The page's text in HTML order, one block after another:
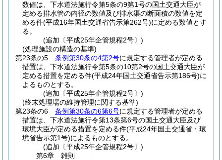
数値は、下水道法施行令第5条の9第1号の国土交通大臣が
定める排水管の内径の数値及び排水渠の断面積の数値を定
める件(平成16年国土交通省告示第262号)に定める数値とす
る。
(追加〔平成25年企管規程2号〕)
(処理施設の構造の基準)
第23条の5
条例第30条の4第2号に規定する管理者が定める
措置は、下水道法施行令第5条の10第2号の国土交通大臣が
定める措置を定める件(平成24年国土交通省告示第186号)に
よるものとする。
(追加〔平成25年企管規程2号〕)
(終末処理場の維持管理に関する基準)
第23条の6
条例第30条の6第6号に規定する管理者が定める
措置は、下水道法施行令第13条第6号の国土交通大臣及び
環境大臣が定める措置を定める件(平成24年国土交通省・環
境省告示第1号)によるものとする。
(追加〔平成25年企管規程2号〕)
第6章
雑則